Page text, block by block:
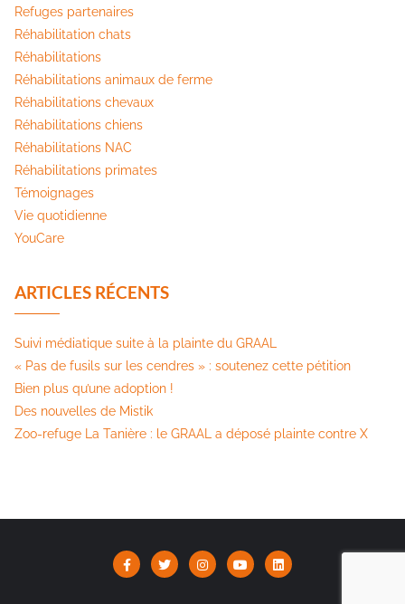
Refuges partenaires
Réhabilitation chats
Réhabilitations
Réhabilitations animaux de ferme
Réhabilitations chevaux
Réhabilitations chiens
Réhabilitations NAC
Réhabilitations primates
Témoignages
Vie quotidienne
YouCare
ARTICLES RÉCENTS
Suivi médiatique suite à la plainte du GRAAL
« Pas de fusils sur les cendres » : soutenez cette pétition​
Bien plus qu’une adoption !
Des nouvelles de Mistik
Zoo-refuge La Tanière : le GRAAL a déposé plainte contre X